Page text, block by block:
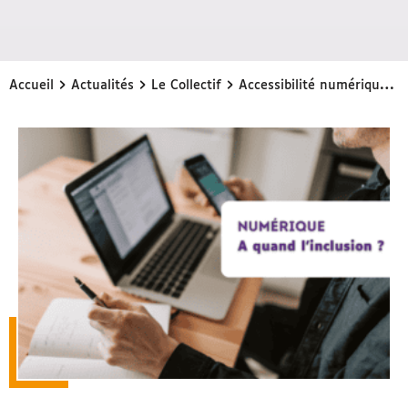
Accueil › Actualités › Le Collectif › Accessibilité numérique : un nouveau rapport accablant, mais toujours pas d’engagement politique à la hauteur